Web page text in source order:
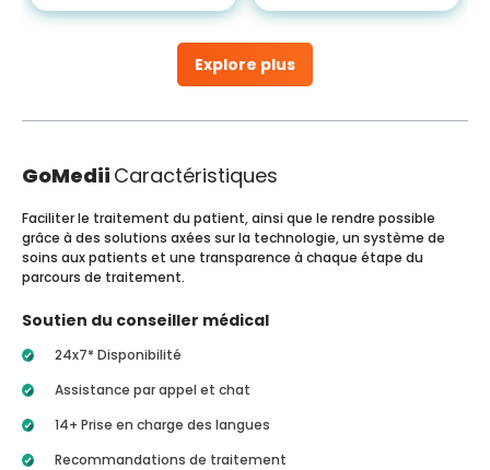
Explore plus
GoMedii Caractéristiques
Faciliter le traitement du patient, ainsi que le rendre possible
grâce à des solutions axées sur la technologie, un système de
soins aux patients et une transparence à chaque étape du
parcours de traitement.
Soutien du conseiller médical
24x7* Disponibilité
Assistance par appel et chat
14+ Prise en charge des langues
Recommandations de traitement